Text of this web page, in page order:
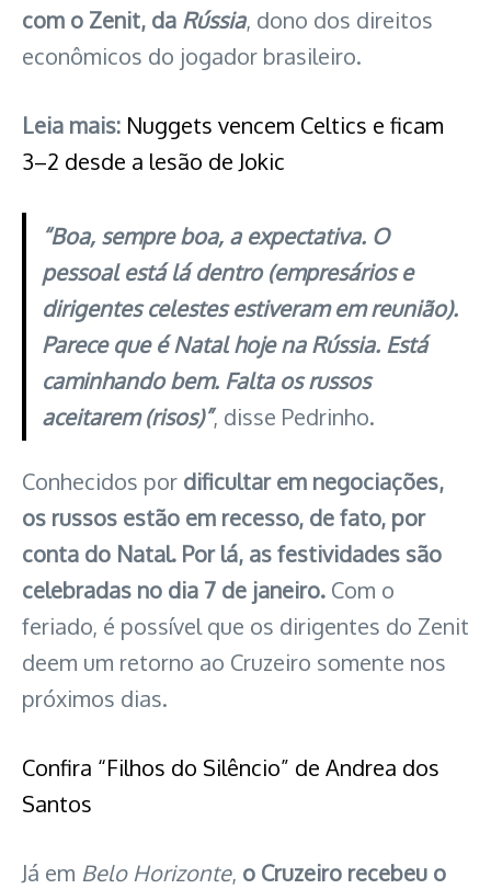
com o Zenit, da Rússia, dono dos direitos
econômicos do jogador brasileiro.
Leia mais: Nuggets vencem Celtics e ficam
3–2 desde a lesão de Jokic
“Boa, sempre boa, a expectativa. O
pessoal está lá dentro (empresários e
dirigentes celestes estiveram em reunião).
Parece que é Natal hoje na Rússia. Está
caminhando bem. Falta os russos
aceitarem (risos)”, disse Pedrinho.
Conhecidos por dificultar em negociações,
os russos estão em recesso, de fato, por
conta do Natal. Por lá, as festividades são
celebradas no dia 7 de janeiro. Com o
feriado, é possível que os dirigentes do Zenit
deem um retorno ao Cruzeiro somente nos
próximos dias.
Confira “Filhos do Silêncio” de Andrea dos
Santos
Já em Belo Horizonte, o Cruzeiro recebeu o